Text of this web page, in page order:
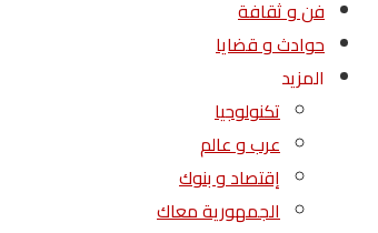
فن و ثقافة
حوادث و قضايا
المزيد
تكنولوجيا
عرب و عالم
إقتصاد و بنوك
الجمهورية معاك